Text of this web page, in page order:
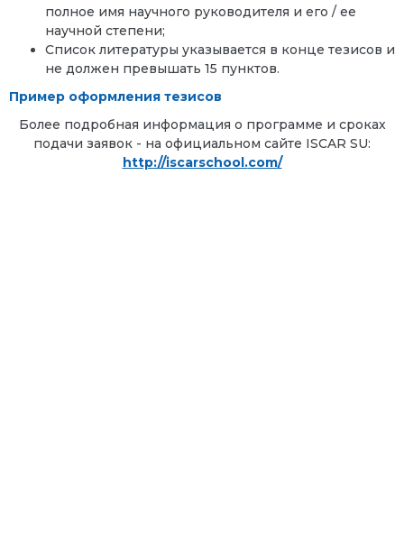
полное имя научного руководителя и его / ее
научной степени;
Список литературы указывается в конце тезисов и
не должен превышать 15 пунктов.
Пример оформления тезисов
Более подробная информация о программе и сроках
подачи заявок - на официальном сайте ISCAR SU:
http://iscarschool.com/